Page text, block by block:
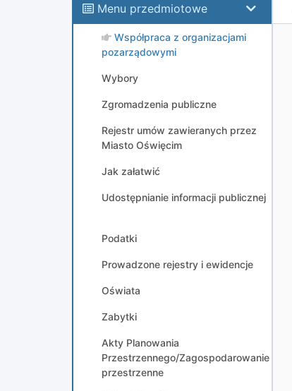
Menu przedmiotowe
Współpraca z organizacjami
pozarządowymi
Wybory
Zgromadzenia publiczne
Rejestr umów zawieranych przez
Miasto Oświęcim
Jak załatwić
Udostępnianie informacji publicznej
Podatki
Prowadzone rejestry i ewidencje
Oświata
Zabytki
Akty Planowania
Przestrzennego/Zagospodarowanie
przestrzenne